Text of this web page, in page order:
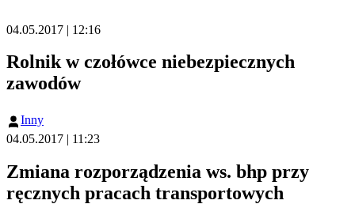
04.05.2017 | 12:16
Rolnik w czołówce niebezpiecznych
zawodów
Inny
04.05.2017 | 11:23
Zmiana rozporządzenia ws. bhp przy
ręcznych pracach transportowych